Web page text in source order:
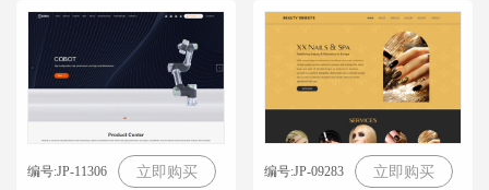
编号:JP-11306 立即购买 编号:JP-09283 立即购买